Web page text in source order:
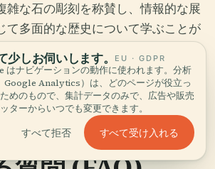
雑な石の彫刻を称賛し、情報的な展
て多面的な歴史について学ぶことが
ロヴニクの防衛者の記念室は、最近
動的な賛辞を提供し、ドゥブロヴニ
るために行われた犠牲について深く
供します（訪問ドゥブロヴニク
しお伺いします。 EU · GDPR
はナビゲーションの動作に使われます。分析
Analytics）は、どのページが役立っ
めのもので、集計データのみで、広告や販売
ターからいつでも変更できます。
すべて拒否 すべて受け入れる